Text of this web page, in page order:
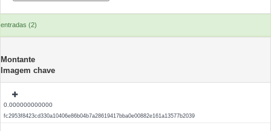
entradas (2)
Montante
Imagem chave
0.000000000000
fc2953f8423cd330a10406e86b04b7a28619417bba0e00882e161a13577b2039